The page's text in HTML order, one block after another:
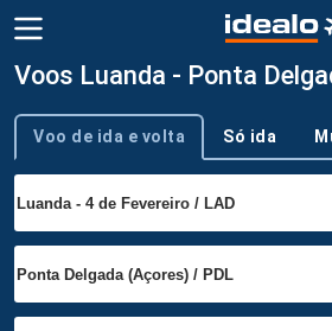
Voos Luanda - Ponta
Tipo de viagem
Voo de ida e volta Só ida